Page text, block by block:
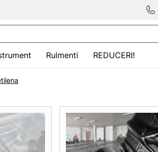
Rulmenti REDUCERI!